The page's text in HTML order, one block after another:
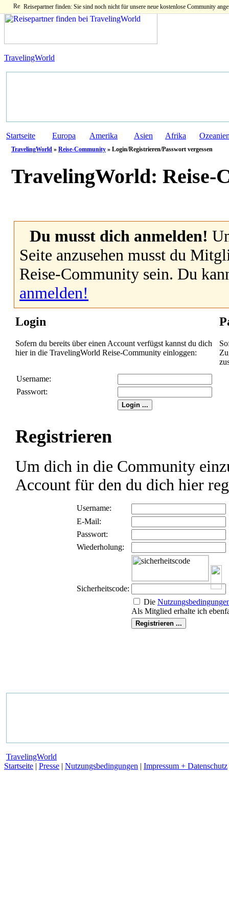
Reisepartner finden: Sie sind noch nicht für unsere neue kostenlose Community
TravelingWorld
Startseite Europa Amerika Asien Afrika
TravelingWorld » Reise-Community » Login/Registrieren/Passwort vergessen
TravelingWorld: Reise-
Du musst dich anmelden!
Seite anzusehen musst du
Reise-Community sein. Du
anmelden!
Login
Sofern du bereits über einen Account verfügst kannst du dich
hier in die TravelingWorld Reise-Community einloggen:
Username:
Passwort:
Registrieren
Um dich in die Community
Account für den du dich hier
Username:
E-Mail:
Passwort:
Wiederholung:
Sicherheitscode:
Die
Als Mitglied erhalte ich
TravelingWorld
Startseite | Presse | Nutzungsbedingungen | Impressum + Datenschutz